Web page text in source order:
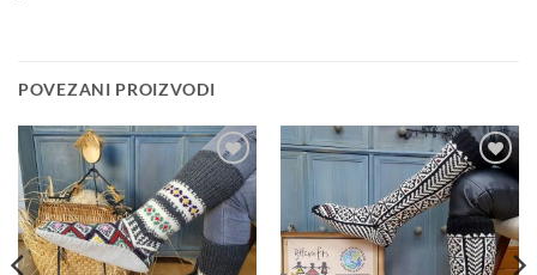
POVEZANI PROIZVODI
Add to
wishlist
Add to
wishlist